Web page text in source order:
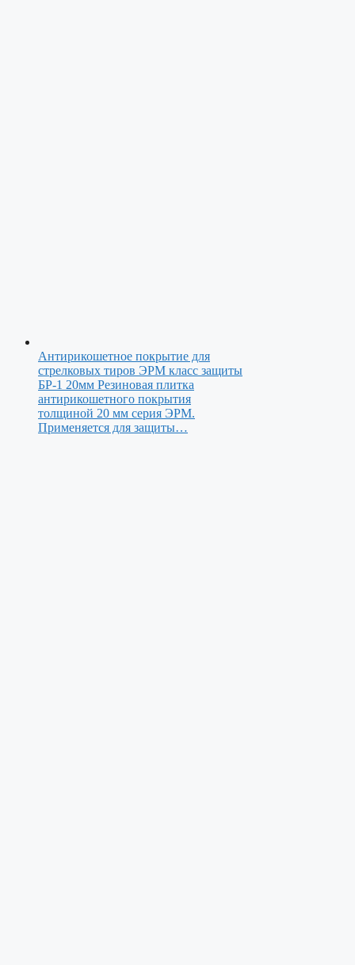
Антирикошетное покрытие для
стрелковых тиров ЭРМ класс защиты
БР-1 20мм Резиновая плитка
антирикошетного покрытия
толщиной 20 мм серия ЭРМ.
Применяется для защиты…